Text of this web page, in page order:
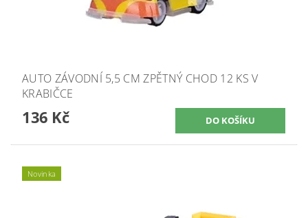
AUTO ZÁVODNÍ 5,5 CM ZPĚTNÝ CHOD 12 KS V
KRABIČCE
136 Kč
Novinka